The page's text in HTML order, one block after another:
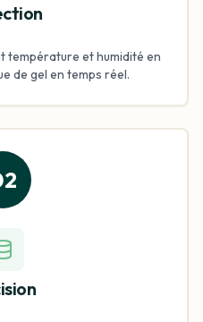
température et humidité en
de gel en temps réel.